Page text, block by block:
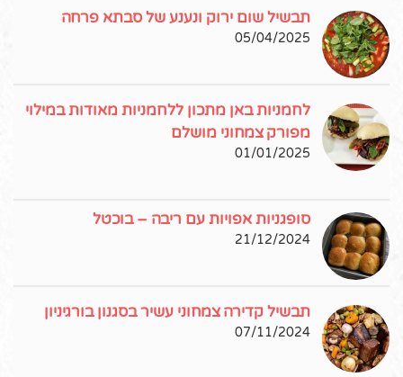
תבשיל שום ירוק ונענע של סבתא פרחה
05/04/2025
לחמניות באן מתכון ללחמניות מאודות במילוי
מפורק צמחוני מושלם
01/01/2025
סופגניות אפויות עם ריבה – בוכטל
21/12/2024
תבשיל קדירה צמחוני עשיר בסגנון בורגיניון
07/11/2024